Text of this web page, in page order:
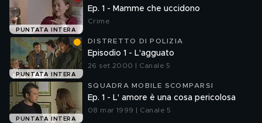
PUNTATA INTERA
Ep. 1 - Mamme che uccidono
Crime
PUNTATA INTERA
DISTRETTO DI POLIZIA
Episodio 1 - L'agguato
26 set 2000 | Canale 5
PUNTATA INTERA
SQUADRA MOBILE SCOMPARSI
Ep. 1 - L' amore è una cosa pericolosa
08 mar 1999 | Canale 5